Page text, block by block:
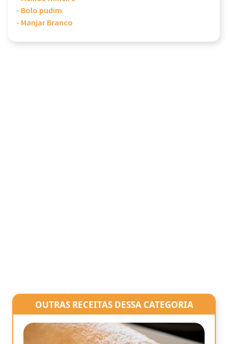
- Bolo pudim
- Manjar Branco
OUTRAS RECEITAS DESSA CATEGORIA